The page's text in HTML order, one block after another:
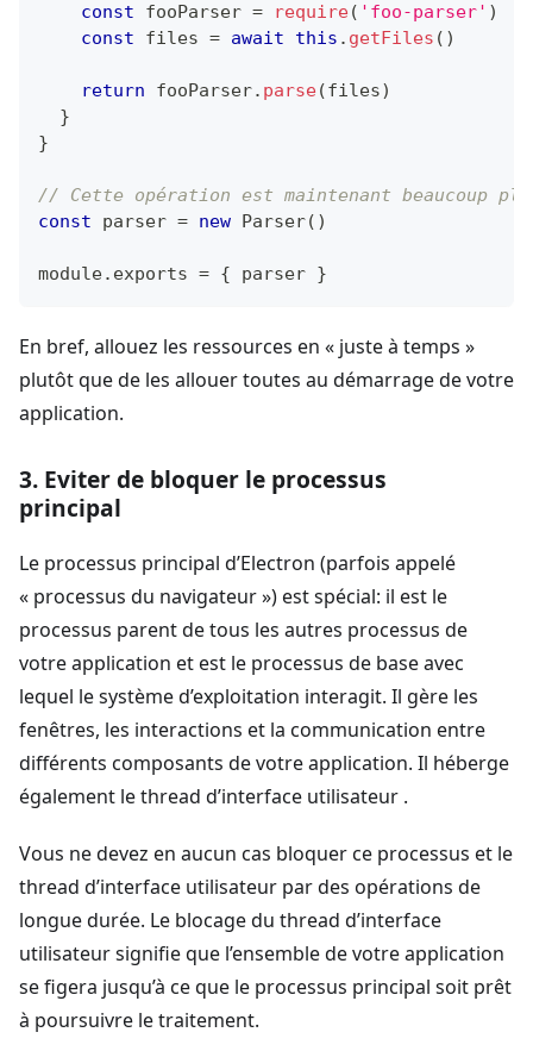
const fooParser = require( 'foo-parser' )
const files = await this . getFiles ( )
return fooParser. parse(files)
}
}
// Cette opération est maintenant beaucoup
const parser = new Parser( )
module. exports = { parser }
En bref, allouez les ressources en « juste à temps »
plutôt que de les allouer toutes au démarrage de votre
application.
3. Eviter de bloquer le processus
principal
Le processus principal d’Electron (parfois appelé
« processus du navigateur ») est spécial: il est le
processus parent de tous les autres processus de
votre application et est le processus de base avec
lequel le système d’exploitation interagit. Il gère les
fenêtres, les interactions et la communication entre
différents composants de votre application. Il héberge
également le thread d’interface utilisateur .
Vous ne devez en aucun cas bloquer ce processus et le
thread d’interface utilisateur par des opérations de
longue durée. Le blocage du thread d’interface
utilisateur signifie que l’ensemble de votre application
se figera jusqu’à ce que le processus principal soit prêt
à poursuivre le traitement.